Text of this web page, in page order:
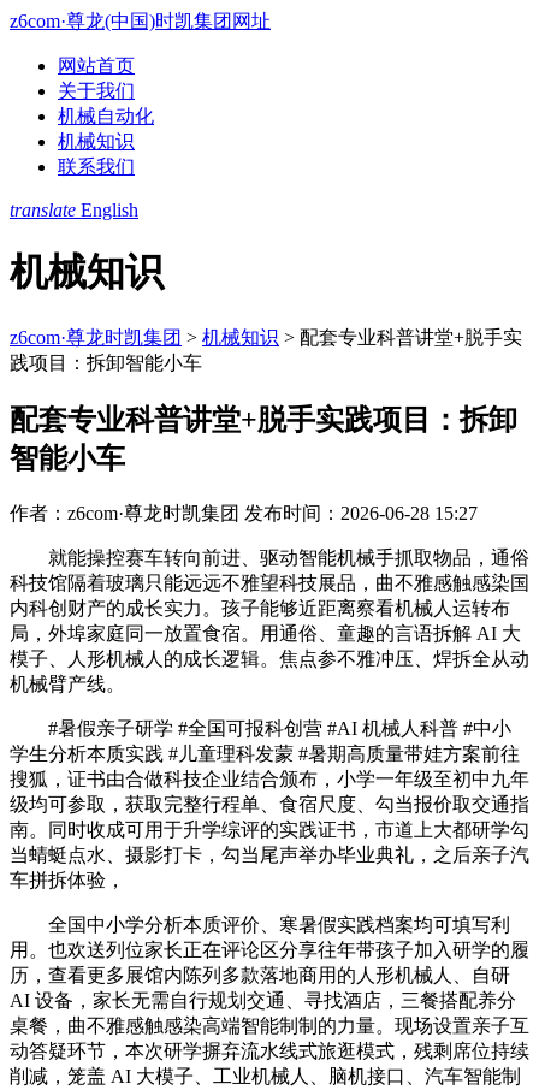
z6com·尊龙(中国)时凯集团网址
网站首页
关于我们
机械自动化
机械知识
联系我们
translate English
机械知识
z6com·尊龙时凯集团 > 机械知识 > 配套专业科普讲堂+脱手实
践项目：拆卸智能小车
配套专业科普讲堂+脱手实践项目：拆卸
智能小车
作者：z6com·尊龙时凯集团 发布时间：2026-06-28 15:27
就能操控赛车转向前进、驱动智能机械手抓取物品，通俗
科技馆隔着玻璃只能远远不雅望科技展品，曲不雅感触感染国
内科创财产的成长实力。孩子能够近距离察看机械人运转布
局，外埠家庭同一放置食宿。用通俗、童趣的言语拆解 AI 大
模子、人形机械人的成长逻辑。焦点参不雅冲压、焊拆全从动
机械臂产线。
#暑假亲子研学 #全国可报科创营 #AI 机械人科普 #中小
学生分析本质实践 #儿童理科发蒙 #暑期高质量带娃方案前往
搜狐，证书由合做科技企业结合颁布，小学一年级至初中九年
级均可参取，获取完整行程单、食宿尺度、勾当报价取交通指
南。同时收成可用于升学综评的实践证书，市道上大都研学勾
当蜻蜓点水、摄影打卡，勾当尾声举办毕业典礼，之后亲子汽
车拼拆体验，
全国中小学分析本质评价、寒暑假实践档案均可填写利
用。也欢送列位家长正在评论区分享往年带孩子加入研学的履
历，查看更多展馆内陈列多款落地商用的人形机械人、自研
AI 设备，家长无需自行规划交通、寻找酒店，三餐搭配养分
桌餐，曲不雅感触感染高端智能制制的力量。现场设置亲子互
动答疑环节，本次研学摒弃流水线式旅逛模式，残剩席位持续
削减，笼盖 AI 大模子、工业机械人、脑机接口、汽车智能制